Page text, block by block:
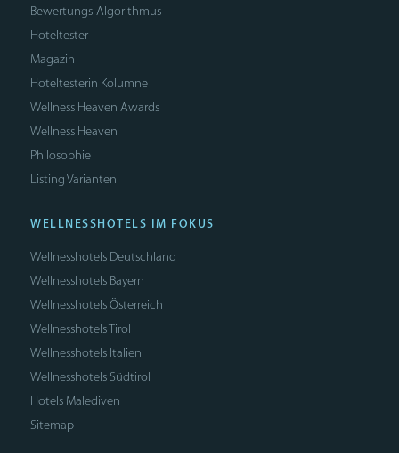
Bewertungs-Algorithmus
Hoteltester
Magazin
Hoteltesterin Kolumne
Wellness Heaven Awards
Wellness Heaven
Philosophie
Listing Varianten
WELLNESSHOTELS IM FOKUS
Wellnesshotels Deutschland
Wellnesshotels Bayern
Wellnesshotels Österreich
Wellnesshotels Tirol
Wellnesshotels Italien
Wellnesshotels Südtirol
Hotels Malediven
Sitemap